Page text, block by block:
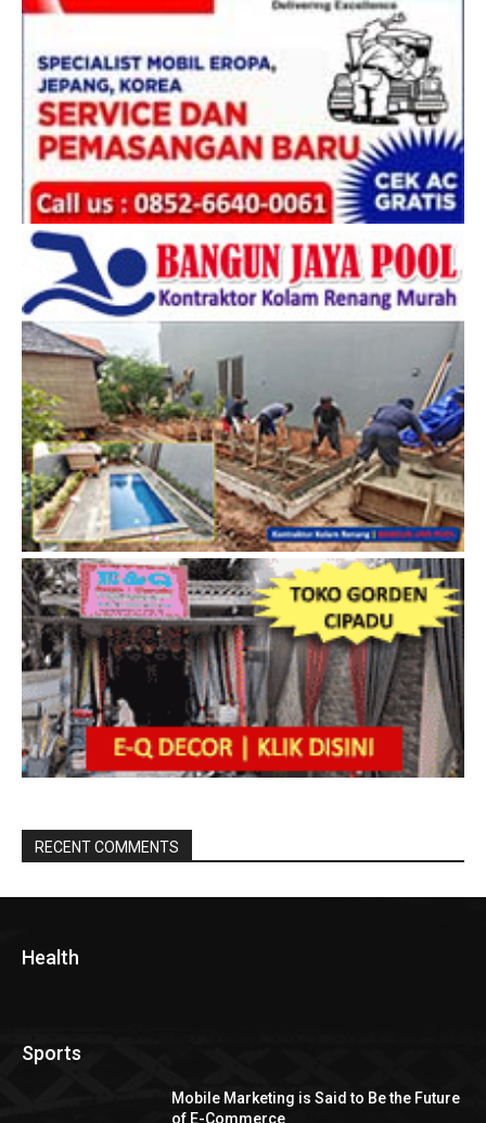
RECENT COMMENTS
Health
Sports
Mobile Marketing is Said to Be the Future
of E-Commerce